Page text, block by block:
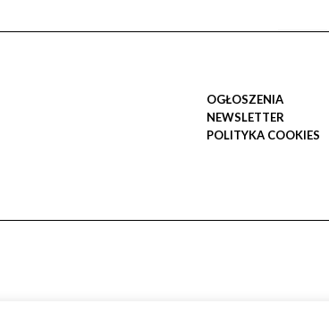
OGŁOSZENIA
NEWSLETTER
POLITYKA COOKIES